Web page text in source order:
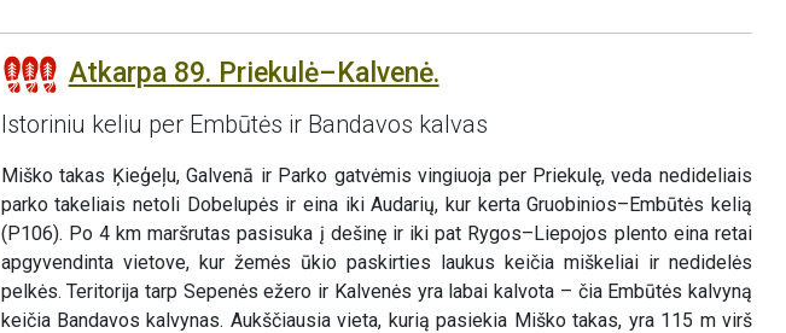
Atkarpa 89. Priekulė–Kalvenė.
Istoriniu keliu per Embūtės ir Bandavos kalvas
Miško takas Ķieģeļu, Galvenā ir Parko gatvėmis vingiuoja per Priekulę, veda nedideliais
parko takeliais netoli Dobelupės ir eina iki Audarių, kur kerta Gruobinios–Embūtės kelią
(P106). Po 4 km maršrutas pasisuka į dešinę ir iki pat Rygos–Liepojos plento eina retai
apgyvendinta vietove, kur žemės ūkio paskirties laukus keičia miškeliai ir nedidelės
pelkės. Teritorija tarp Sepenės ežero ir Kalvenės yra labai kalvota – čia Embūtės kalvyną
keičia Bandavos kalvynas. Aukščiausia vieta, kurią pasiekia Miško takas, yra 115 m virš